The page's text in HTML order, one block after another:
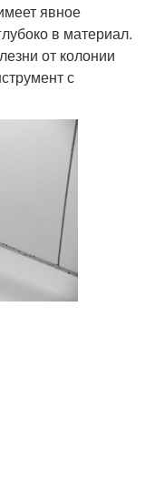
явное
в материал.
от колонии
с